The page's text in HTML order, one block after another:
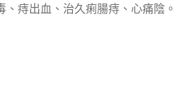
、痔出血、治久痢腸痔、心痛陰。